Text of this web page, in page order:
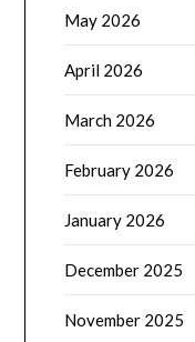
May 2026
April 2026
March 2026
February 2026
January 2026
December 2025
November 2025